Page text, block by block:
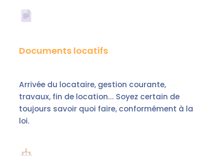
Documents locatifs
Arrivée du locataire, gestion courante,
travaux, fin de location... Soyez certain de
toujours savoir quoi faire, conformément à la
loi.